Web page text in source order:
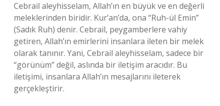
Cebrail aleyhisselam, Allah’ın en büyük ve en değerli
meleklerinden biridir. Kur’an’da, ona “Ruh-ül Emin”
(Sadık Ruh) denir. Cebrail, peygamberlere vahiy
getiren, Allah’ın emirlerini insanlara ileten bir melek
olarak tanınır. Yani, Cebrail aleyhisselam, sadece bir
“görünüm” değil, aslında bir iletişim aracıdır. Bu
iletişimi, insanlara Allah’ın mesajlarını ileterek
gerçekleştirir.